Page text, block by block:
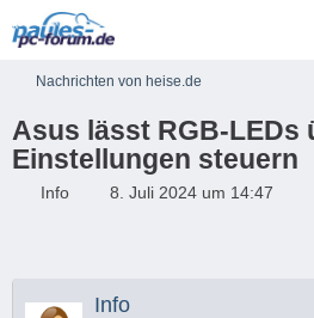
Nachrichten von heise.de
Asus lässt RGB-LEDs
Einstellungen steuern
Info 8. Juli 2024 um 14:47
Info